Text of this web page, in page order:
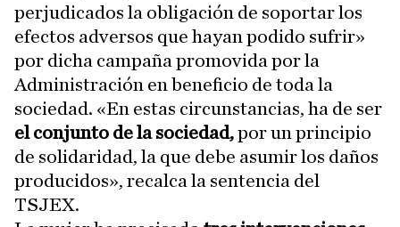
perjudicados la obligación de soportar los
efectos adversos que hayan podido sufrir»
por dicha campaña promovida por la
Administración en beneficio de toda la
sociedad. «En estas circunstancias, ha de ser
el conjunto de la sociedad,por un principio
de solidaridad, la que debe asumir los daños
producidos», recalca la sentencia del
TSJEX.